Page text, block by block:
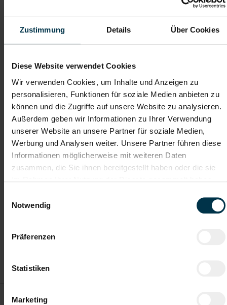
Zustimmung Details Über Cookies
Diese Website verwendet Cookies
Wir verwenden Cookies, um Inhalte und Anzeigen zu
personalisieren, Funktionen für soziale Medien anbieten zu
können und die Zugriffe auf unsere Website zu analysieren.
Außerdem geben wir Informationen zu Ihrer Verwendung
unserer Website an unsere Partner für soziale Medien,
Werbung und Analysen weiter. Unsere Partner führen diese
Informationen möglicherweise mit weiteren Daten
zusammen, die Sie ihnen bereitgestellt haben oder die sie
Notwendig
Präferenzen
Statistiken
Marketing
Fairnessabkommen
sowie Aufstiegsmöglichkeiten
Specialist Transportlogistik Kapfenberg Vollzeit (m/w/d)
ab EUR 47.546,94
Vollzeit
Maschinenbautechniker Kapfenberg (m/w/d)